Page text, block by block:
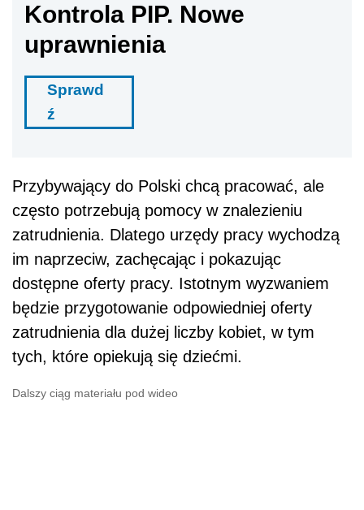
Kontrola PIP. Nowe
uprawnienia
Sprawd
ź
Przybywający do Polski chcą pracować, ale
często potrzebują pomocy w znalezieniu
zatrudnienia. Dlatego urzędy pracy wychodzą
im naprzeciw, zachęcając i pokazując
dostępne oferty pracy. Istotnym wyzwaniem
będzie przygotowanie odpowiedniej oferty
zatrudnienia dla dużej liczby kobiet, w tym
tych, które opiekują się dziećmi.
Dalszy ciąg materiału pod wideo